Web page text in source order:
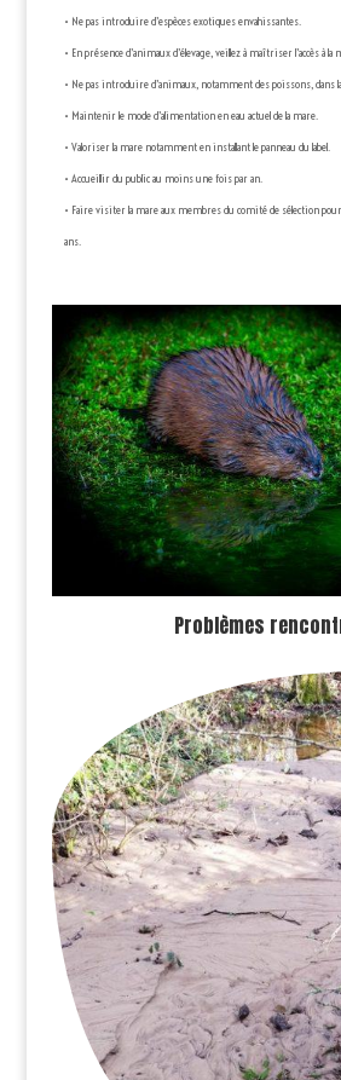
• Ne pas introduire d’espèces exotiques envahissantes.
• En présence d’animaux d’élevage, veillez à maîtriser l’accès à la
• Ne pas introduire d’animaux, notamment des poissons, dans
• Maintenir le mode d’alimentation en eau actuel de la mare.
• Valoriser la mare notamment en installant le panneau du label.
• Accueillir du public au moins une fois par an.
• Faire visiter la mare aux membres du comité de sélection pour
ans.
Problèmes